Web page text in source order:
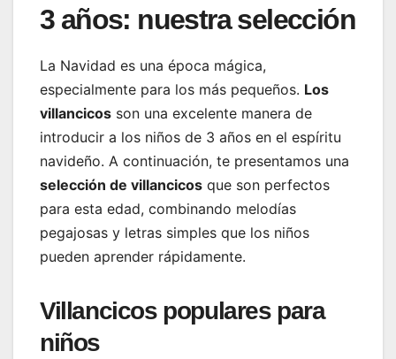
3 años: nuestra selección
La Navidad es una época mágica,
especialmente para los más pequeños. Los
villancicos son una excelente manera de
introducir a los niños de 3 años en el espíritu
navideño. A continuación, te presentamos una
selección de villancicos que son perfectos
para esta edad, combinando melodías
pegajosas y letras simples que los niños
pueden aprender rápidamente.
Villancicos populares para
niños